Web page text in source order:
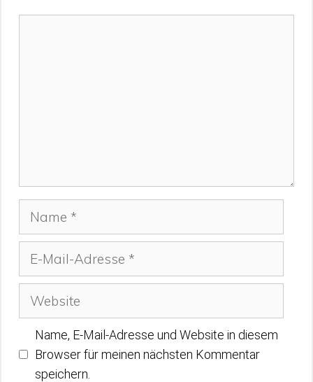
Adresse
Name, E-Mail-Adresse und Website in diesem
Browser für meinen nächsten Kommentar
speichern.